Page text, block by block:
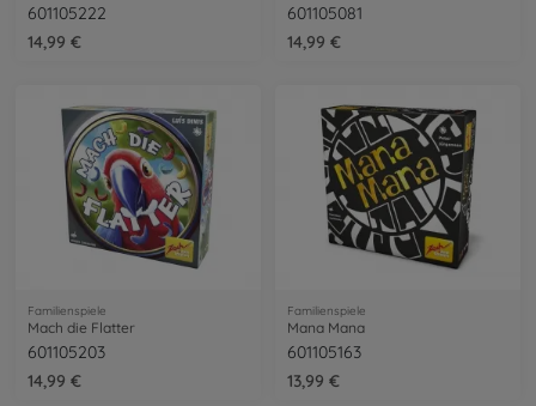
601105222
14,99 €
601105081
14,99 €
Familienspiele
Mach die Flatter
601105203
14,99 €
Familienspiele
Mana Mana
601105163
13,99 €